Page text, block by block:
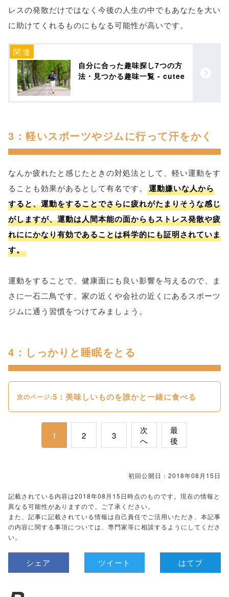
レスの発散だけではなく今後の人生の中でもあなたを大い
に助けてくれるものにもなる可能性が高いです。
自分に合った趣味探し7つの方
法・見つかる趣味一覧 - cutee
3：軽いスポーツやジムに行って汗をかく
なんか疲れたと感じたときの対処法として、軽い運動をす
ることも効果があるとして有名です。
運動嫌いな人から
すると、運動をすることでさらに疲れがたまりそうな感じ
がしますが、運動は人間本能の面からもストレス発散や疲
れににかなり有効であることは科学的にも証明されていま
す。
運動をすることで、健康面にも良い影響を与えるので、ま
さに一石二鳥です。家の近くや会社の近くにあるスポーツ
ジムに通う習慣をつけてみましょう。
4：しっかりと睡眠をとる
次のページ:5：美味しいものを誰かと一緒に食べる
1 2 3
次
へ
最
後
初回公開日：2018年08月15日
記載されている内容は2018年08月15日時点のものです。現在の情報と
異なる可能性がありますので、ご了承ください。
また、記事に記載されている情報は自己責任でご活用いただき、本記事
の内容に関する事項については、専門家等に相談するようにしてくださ
い。
シェア ツイート はてブ